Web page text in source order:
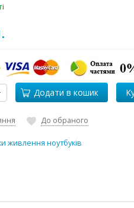
Додати в кошик
До обраного
живлення ноутбуків